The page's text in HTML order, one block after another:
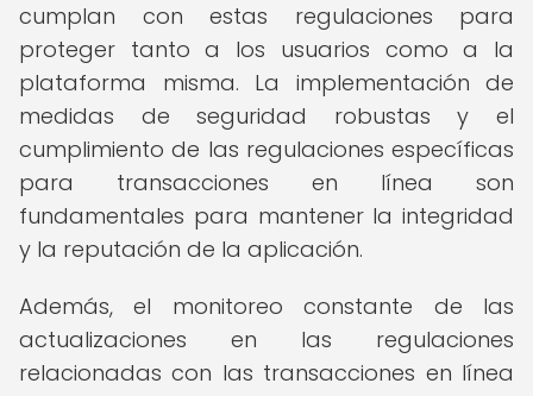
cumplan con estas regulaciones para
proteger tanto a los usuarios como a la
plataforma misma. La implementación de
medidas de seguridad robustas y el
cumplimiento de las regulaciones específicas
para transacciones en línea son
fundamentales para mantener la integridad
y la reputación de la aplicación.
Además, el monitoreo constante de las
actualizaciones en las regulaciones
relacionadas con las transacciones en línea